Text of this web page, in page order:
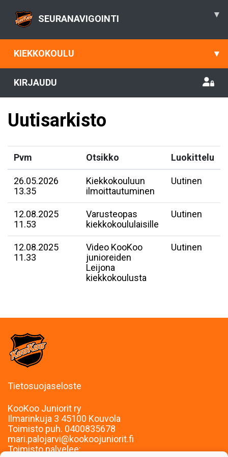
SEURANAVIGOINTI ▾
KIEKKOKOULU ▾
KIRJAUDU
Uutisarkisto
Pvm Otsikko Luokittelu
26.05.2026
13.35
Kiekkokouluun
ilmoittautuminen
Uutinen
12.08.2025
11.53
Varusteopas
kiekkokoululaisille
Uutinen
12.08.2025
11.33
Video KooKoo
junioreiden
Leijona
kiekkokoulusta
Uutinen
Tietosuojaseloste
KooKoo Juniorit ry
Ilmarinkuja 3 45100 Kouvola
Toimisto puh. 0400835678
mari.palojarvi@kookoojuniorit.fi
Toimisto palvelee: